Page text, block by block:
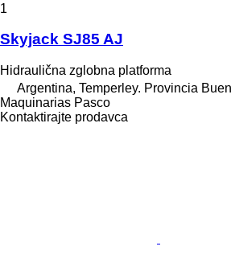
1
Skyjack SJ85 AJ
Hidraulična zglobna platforma
Argentina, Temperley. Provincia
Maquinarias Pasco
Kontaktirajte prodavca